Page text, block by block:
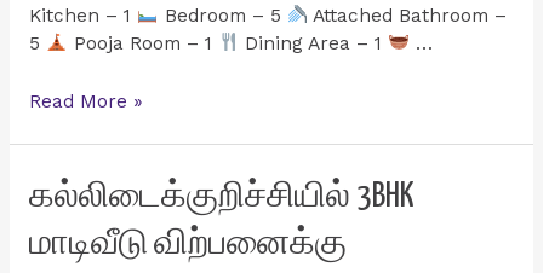
Kitchen – 1
Bedroom – 5
Attached Bathroom –
5
Pooja Room – 1 Dining Area – 1 …
குத்துக்கல்வலசையில்
Luxury
வீடு
விற்பனைக்கு
Read More »
கல்லிடைக்குறிச்சியில் 3BHK
மாடிவீடு விற்பனைக்கு